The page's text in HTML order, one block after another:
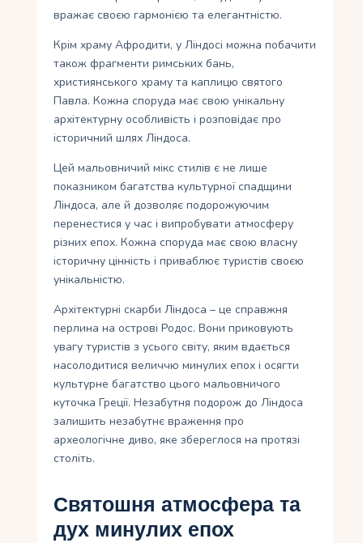
вражає своєю гармонією та елегантністю.
Крім храму Афродити, у Ліндосі можна побачити
також фрагменти римських бань,
християнського храму та каплицю святого
Павла. Кожна споруда має свою унікальну
архітектурну особливість і розповідає про
історичний шлях Ліндоса.
Цей мальовничий мікс стилів є не лише
показником багатства культурної спадщини
Ліндоса, але й дозволяє подорожуючим
перенестися у час і випробувати атмосферу
різних епох. Кожна споруда має свою власну
історичну цінність і приваблює туристів своєю
унікальністю.
Архітектурні скарби Ліндоса – це справжня
перлина на острові Родос. Вони приковують
увагу туристів з усього світу, яким вдається
насолодитися величчю минулих епох і осягти
культурне багатство цього мальовничого
куточка Греції. Незабутня подорож до Ліндоса
залишить незабутнє враження про
археологічне диво, яке збереглося на протязі
століть.
Святошня атмосфера та
дух минулих епох